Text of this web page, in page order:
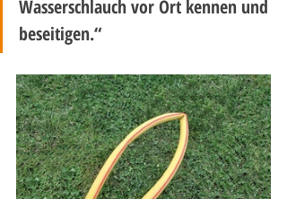
Wasserschlauch vor Ort kennen und
beseitigen.“